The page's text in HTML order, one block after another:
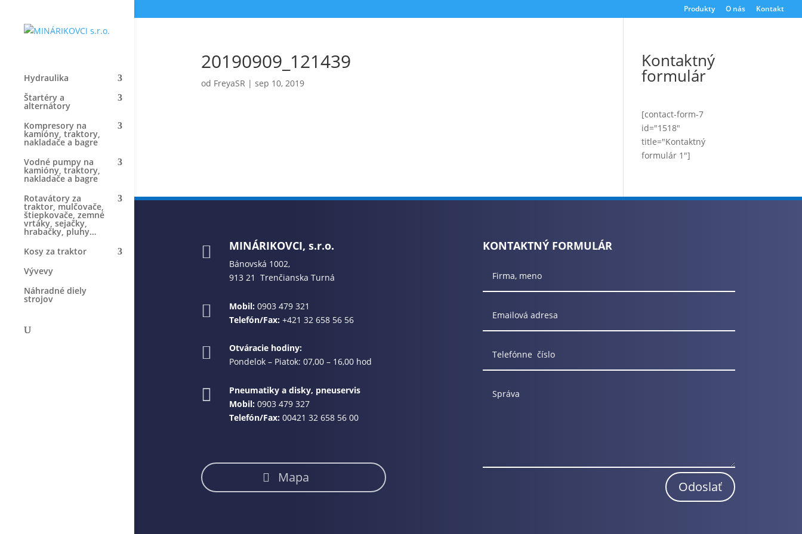
Produkty O nás Kontakt
Hydraulika
Štartéry a
alternátory
Kompresory na
kamióny, traktory,
nakladače a bagre
Vodné pumpy na
kamióny, traktory,
nakladače a bagre
Rotavátory za
traktor, mulčovače,
štiepkovače, zemné
vrtáky, sejačky,
hrabačky, pluhy…
Kosy za traktor
Vývevy
Náhradné diely
strojov
20190909_121439
od FreyaSR | sep 10, 2019
Kontaktný
formulár
[contact-form-7
id="1518"
title="Kontaktný
formulár 1"]
 MINÁRIKOVCI, s.r.o.
Bánovská 1002,
913 21 Trenčianska Turná
 Mobil: 0903 479 321
Telefón/Fax: +421 32 658 56 56

Otváracie hodiny:
Pondelok – Piatok: 07,00 – 16,00 hod

Pneumatiky a disky, pneuservis
Mobil: 0903 479 327
Telefón/Fax: 00421 32 658 56 00
Mapa
KONTAKTNÝ FORMULÁR
Odoslať